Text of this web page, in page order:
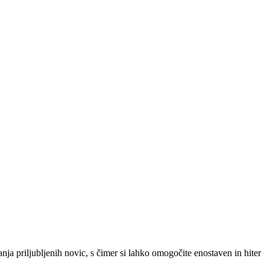
priljubljenih novic, s čimer si lahko omogočite enostaven in hiter